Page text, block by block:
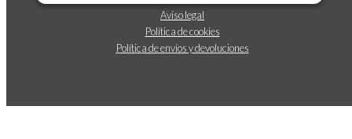
Aviso legal
Política de cookies
Política de envíos y devoluciones